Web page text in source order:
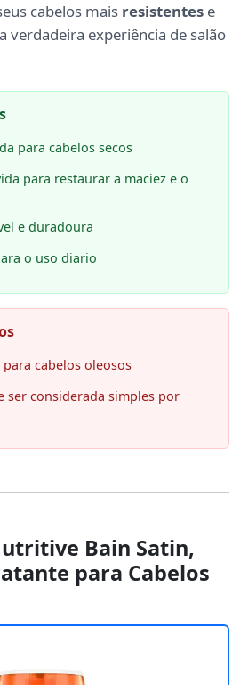
cabelos mais resistentes e
verdadeira experiência de salão
para cabelos secos
para restaurar a maciez e o
e duradoura
o uso diario
cabelos oleosos
ser considerada simples por
Bain Satin,
para Cabelos